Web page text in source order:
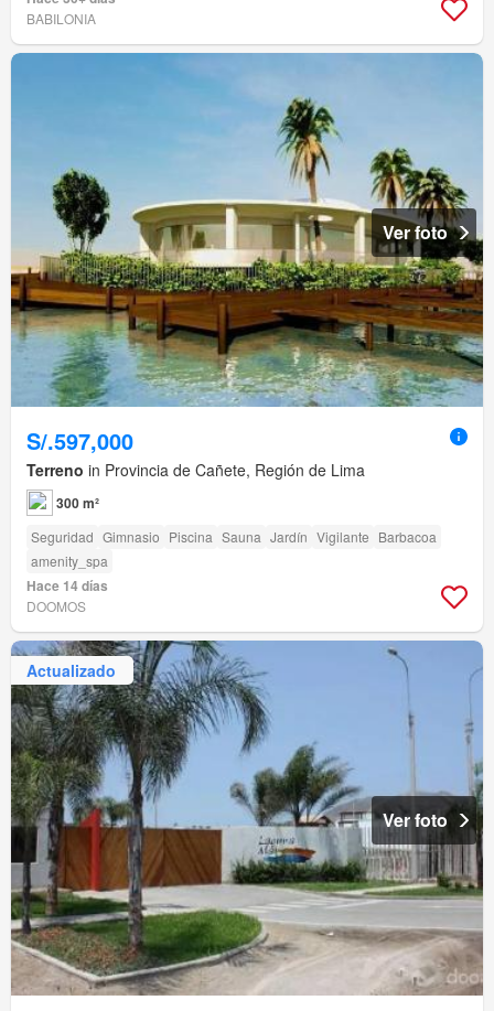
BABILONIA
Ver foto
S/.597,000
Terreno in Provincia de Cañete, Región de Lima
300 m²
Seguridad Gimnasio Piscina Sauna Jardín Vigilante Barbacoa
amenity_spa
Hace 14 días
DOOMOS
Actualizado
Ver foto